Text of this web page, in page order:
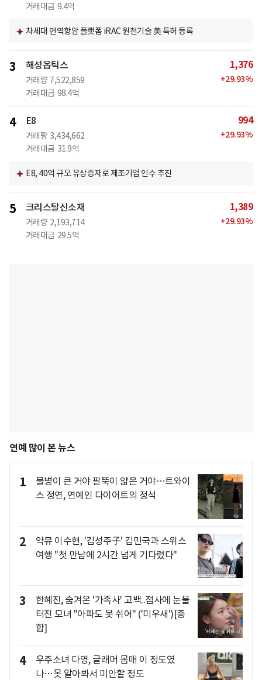
거래대금 9.4억
차세대 면역항암 플랫폼 iRAC 원천기술 美 특허 등록
3 해성옵틱스
거래량 7,522,859
거래대금 98.4억
1,376
+29.93%
4 E8
거래량 3,434,662
거래대금 31.9억
994
+29.93%
E8, 40억 규모 유상증자로 제조기업 인수 추진
5 크리스탈신소재
거래량 2,193,714
거래대금 29.5억
1,389
+29.93%
연예 많이 본 뉴스
1
물병이 큰 거야 팔뚝이 얇은 거야…트와이
스 정연, 연예인 다이어트의 정석
2
악뮤 이수현, '김성주子' 김민국과 스위스
여행 "첫 만남에 2시간 넘게 기다렸다"
3
한혜진, 숨겨온 '가족사' 고백..점사에 눈물
터진 모녀 "아파도 못 쉬어" ('미우새')[종
합]
4
우주소녀 다영, 글래머 몸매 이 정도였
나…못 알아봐서 미안할 정도